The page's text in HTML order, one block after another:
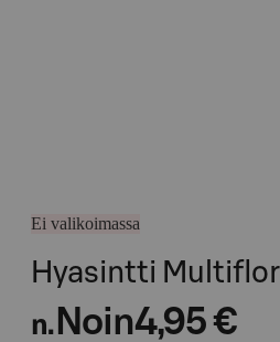
Ei valikoimassa
Hyasintti
n. Noin4,95 €